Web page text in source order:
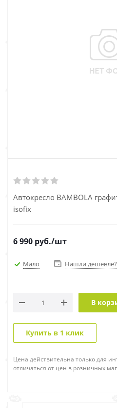
Автокресло BAMBOLA
isofix
6 990 руб./шт
Мало Нашли дешевле?
В
Купить в 1 клик
Цена действительна только для
отличаться от цен в розничных